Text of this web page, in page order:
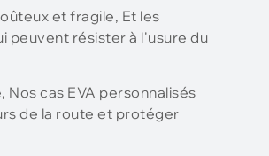
et fragile, Et les
peuvent résister à l'usure du
cas EVA personnalisés
de la route et protéger